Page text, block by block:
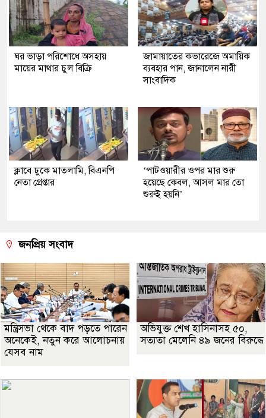
ঘর ভাড়া পরিশোধে অসহায়
মায়ের মাথার চুল বিক্রি
জামায়াতের কভারেজে অমায়িক
ব্যবহার পান, জানালেন নারী
সাংবাদিক
ক্লাবে ঢুকে মাতলামি, বিএনপি
নেতা গ্রেপ্তার
‘পাটওয়ারীর ওপর মার শুরু
হয়েছে কেবল, আসল মার তো
শুরুই হয়নি’
জনপ্রিয় সংবাদ
মন্ত্রিসভা থেকে বাদ পড়তে পারেন
অনেকেই, নতুন করে আলোচনায়
যেসব নাম
অভিযুক্ত শেখ হাসিনাসহ ৫০,
সত্যতা মেলেনি ৪৯ জনের বিরুদ্ধে